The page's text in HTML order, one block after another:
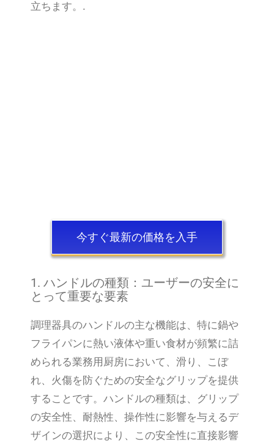
立ちます。.
今すぐ最新の価格を入手
1. ハンドルの種類：ユーザーの安全に
とって重要な要素
調理器具のハンドルの主な機能は、特に鍋や
フライパンに熱い液体や重い食材が頻繁に詰
められる業務用厨房において、滑り、こぼ
れ、火傷を防ぐための安全なグリップを提供
することです。ハンドルの種類は、グリップ
の安全性、耐熱性、操作性に影響を与えるデ
ザインの選択により、この安全性に直接影響